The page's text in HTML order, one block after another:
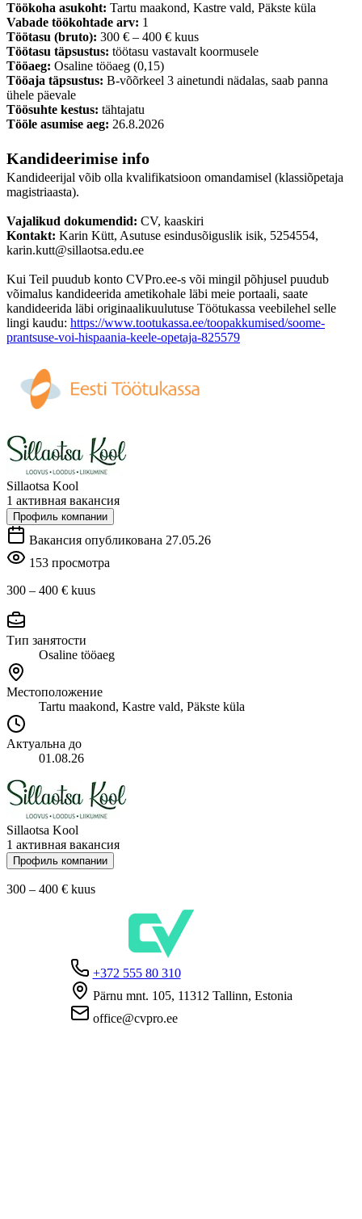
Töökoha asukoht: Tartu maakond, Kastre vald, Päkste küla
Vabade töökohtade arv: 1
Töötasu (bruto): 300 € – 400 € kuus
Töötasu täpsustus: töötasu vastavalt koormusele
Tööaeg: Osaline tööaeg (0,15)
Tööaja täpsustus: B-võõrkeel 3 ainetundi nädalas, saab panna
ühele päevale
Töösuhte kestus: tähtajatu
Tööle asumise aeg: 26.8.2026
Kandideerimise info
Kandideerijal võib olla kvalifikatsioon omandamisel (klassiõpetaja
magistriaasta).
Vajalikud dokumendid: CV, kaaskiri
Kontakt: Karin Kütt, Asutuse esindusõiguslik isik, 5254554,
karin.kutt@sillaotsa.edu.ee
Kui Teil puudub konto CVPro.ee-s või mingil põhjusel puudub
võimalus kandideerida ametikohale läbi meie portaali, saate
kandideerida läbi originaalikuulutuse Töötukassa veebilehel selle
lingi kaudu: https://www.tootukassa.ee/toopakkumised/soome-
prantsuse-voi-hispaania-keele-opetaja-825579
Sillaotsa Kool
1 активная вакансия
Профиль компании
Вакансия опубликована 27.05.26
153 просмотра
300 – 400 € kuus
Тип занятости
Osaline tööaeg
Местоположение
Tartu maakond, Kastre vald, Päkste küla
Актуальна до
01.08.26
Sillaotsa Kool
1 активная вакансия
Профиль компании
300 – 400 € kuus
+372 555 80 310
Pärnu mnt. 105, 11312 Tallinn, Estonia
office@cvpro.ee